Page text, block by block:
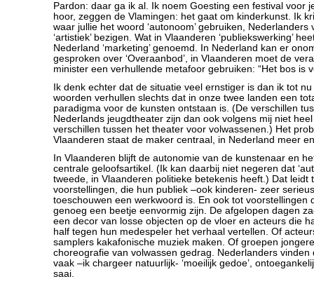
Pardon: daar ga ik al. Ik noem Goesting een festival voor
hoor, zeggen de Vlamingen: het gaat om kinderkunst. Ik
waar jullie het woord ‘autonoom’ gebruiken, Nederlanders
‘artistiek’ bezigen. Wat in Vlaanderen ‘publiekswerking’
Nederland ‘marketing’ genoemd. In Nederland kan er
gesproken over ‘Overaanbod’, in Vlaanderen moet de
minister een verhullende metafoor gebruiken: “Het bos is
Ik denk echter dat de situatie veel ernstiger is dan ik tot
woorden verhullen slechts dat in onze twee landen een
paradigma voor de kunsten ontstaan is. (De verschillen
Nederlands jeugdtheater zijn dan ook volgens mij niet
verschillen tussen het theater voor volwassenen.) Het
Vlaanderen staat de maker centraal, in Nederland meer
In Vlaanderen blijft de autonomie van de kunstenaar en
centrale geloofsartikel. (Ik kan daarbij niet negeren dat
tweede, in Vlaanderen politieke betekenis heeft.) Dat leidt
voorstellingen, die hun publiek –ook kinderen- zeer
toeschouwen een werkwoord is. En ook tot voorstellingen
genoeg een beetje eenvormig zijn. De afgelopen dagen
een decor van losse objecten op de vloer en acteurs die
half tegen hun medespeler het verhaal vertellen. Of
samplers kakafonische muziek maken. Of groepen
choreografie van volwassen gedrag. Nederlanders vinden
vaak –ik chargeer natuurlijk- ‘moeilijk gedoe’,
saai.